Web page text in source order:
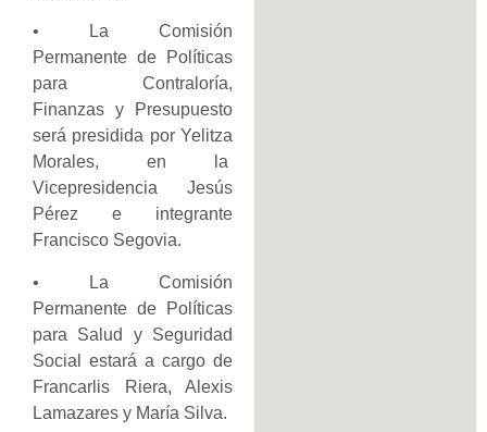
• La Comisión
Permanente de Políticas
para Contraloría,
Finanzas y Presupuesto
será presidida por Yelitza
Morales, en la
Vicepresidencia Jesús
Pérez e integrante
Francisco Segovia.
• La Comisión
Permanente de Políticas
para Salud y Seguridad
Social estará a cargo de
Francarlis Riera, Alexis
Lamazares y María Silva.